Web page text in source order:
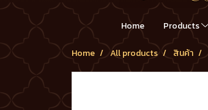
Home Products
Home All products สินค้า